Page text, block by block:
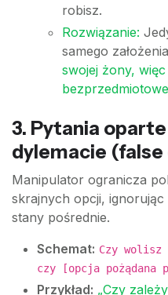
robisz.
Rozwiązanie:
samego
swojej żony,
3. Pytania
dylemacie
Manipulator ogranicza
skrajnych opcji,
stany pośrednie.
Schemat: Czy wolisz
czy [opcja pożądana
Przykład: „Czy